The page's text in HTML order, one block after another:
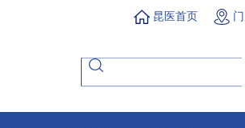
昆医首页